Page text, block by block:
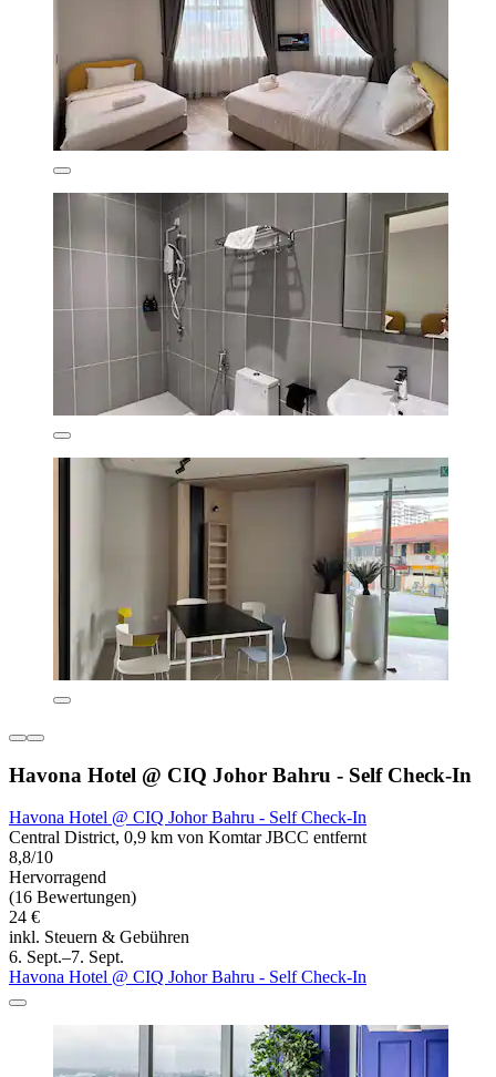
Havona Hotel @ CIQ Johor Bahru - Self Check-In
Havona Hotel @ CIQ Johor Bahru - Self Check-In
Central District, 0,9 km von Komtar JBCC entfernt
8,8/10
Hervorragend
(16 Bewertungen)
24 €
inkl. Steuern & Gebühren
6. Sept.–7. Sept.
Havona Hotel @ CIQ Johor Bahru - Self Check-In